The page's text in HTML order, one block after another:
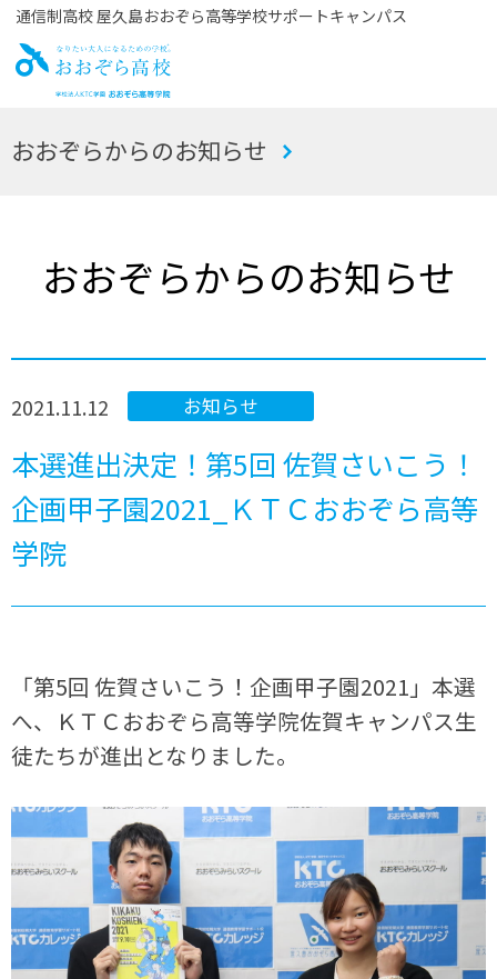
通信制高校 屋久島おおぞら高等学校サポートキャンパス
お
おおぞらからのお知らせ
おおぞらからのお知らせ
2021.11.12 お知らせ
本選進出決定！第5回 佐賀さいこう！
企画甲子園2021_ＫＴＣおおぞら高等
学院
「第5回 佐賀さいこう！企画甲子園2021」本選
へ、ＫＴＣおおぞら高等学院佐賀キャンパス生
徒たちが進出となりました。